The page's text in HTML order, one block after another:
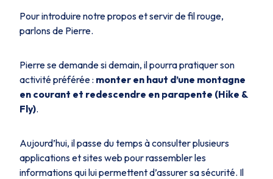
Pour introduire notre propos et servir de fil rouge,
parlons de Pierre.
Pierre se demande si demain, il pourra pratiquer son
activité préférée : monter en haut d’une montagne
en courant et redescendre en parapente (Hike &
Fly).
Aujourd’hui, il passe du temps à consulter plusieurs
applications et sites web pour rassembler les
informations qui lui permettent d’assurer sa sécurité. Il